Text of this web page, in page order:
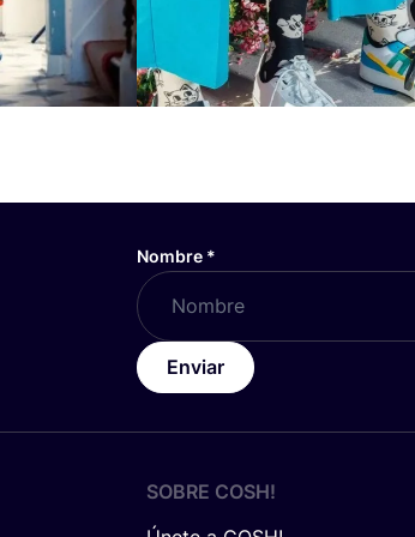
Nombre *
Enviar
SOBRE COSH!